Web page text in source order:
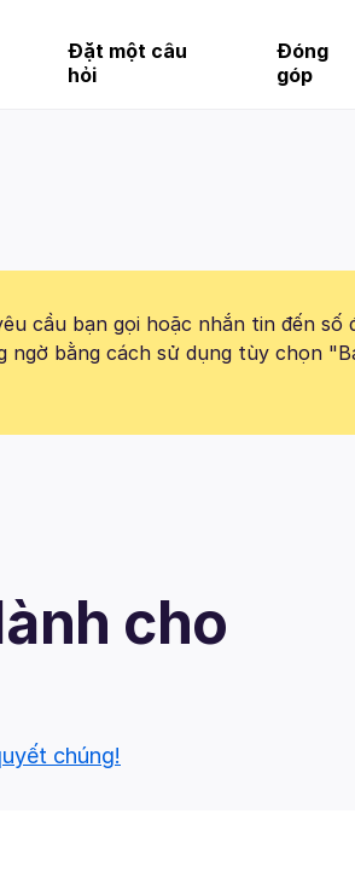
Đặt một câu
hỏi
Đóng
góp
cầu bạn gọi hoặc nhắn tin đến số
ngờ bằng cách sử dụng tùy chọn
cho
chúng!